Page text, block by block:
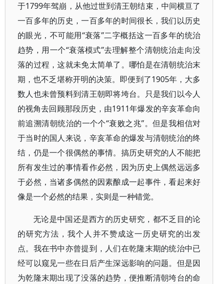
于1799年驾崩，从他过世到清王朝结束，中间横亘了
一百多年的历史，一百多年的时间很长，我们以历史
的眼光，不可能用“衰落”二字概括这一百多年的统治
趋势，用一个“衰落模式”去理解整个清朝统治走向没
落的过程，这就未免太简单了。哪怕是在清朝统治末
期，也不乏堪称开明的决策。即便到了1905年，大多
数人也未曾预料到清王朝即将垮台。只是我们以今人
的视角去回顾那段历史，由1911年爆发的辛亥革命向
前追溯清朝统治的一个个“衰败之兆”。但是我相信对
于当时的国人来说，辛亥革命的爆发与清朝统治的终
结，仍是一个很偶然的事情。搞历史研究的人不能把
所有发生过的事情看作必然，因为历史上偶然远远多
于必然，当诸多偶然的因素酿成一起事件，看起来好
像是一个必然的结果，实则是一种错觉。
无论是中国还是西方的历史研究，都不乏目的论
的研究方法，我个人并不赞成这一历史研究的出发
点。我在书中亦曾提到，人们在乾隆末期的统治中已
经可以窥见一些在日后产生深远影响的问题。但是因
为乾隆末期出现了没落的趋势，便推断清朝垮台的命